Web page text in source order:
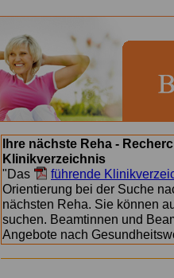
Ihre nächste Reha -
Klinikverzeichnis
"Das
führende
Orientierung bei der Suche
nächsten Reha. Sie können
suchen. Beamtinnen und
Angebote nach